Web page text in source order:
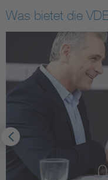
Was bietet die